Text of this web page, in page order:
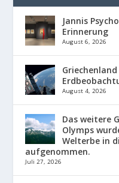
Jannis
Erinnerung
August 6, 2026
August 4, 2026
Das weitere
Olymps
Welterbe in
aufgenommen.
Juli 27, 2026